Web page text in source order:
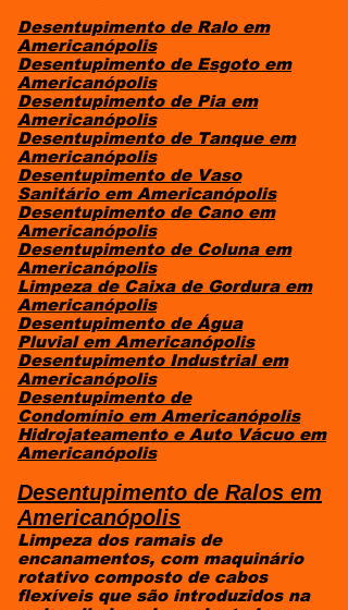
Desentupimento de Ralo em
Americanópolis
Desentupimento de Esgoto em
Americanópolis
Desentupimento de Pia em
Americanópolis
Desentupimento de Tanque em
Americanópolis
Desentupimento de Vaso
Sanitário em Americanópolis
Desentupimento de Cano em
Americanópolis
Desentupimento de Coluna em
Americanópolis
Limpeza de Caixa de Gordura em
Americanópolis
Desentupimento de Água
Pluvial em Americanópolis
Desentupimento Industrial em
Americanópolis
Desentupimento de
Condomínio em Americanópolis
Hidrojateamento e Auto Vácuo em
Americanópolis
​Desentupimento de Ralos em
Americanópolis
Limpeza dos ramais de
encanamentos, com maquinário
rotativo composto de cabos
flexíveis que são introduzidos na